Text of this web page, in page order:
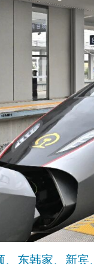
东韩家、新